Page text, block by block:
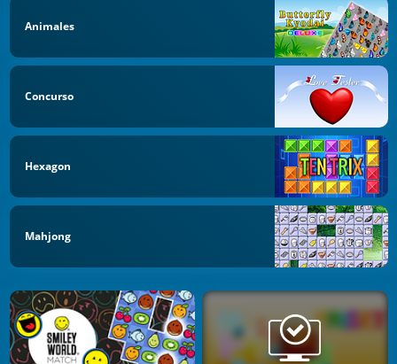
Animales
Concurso
Hexagon
Mahjong